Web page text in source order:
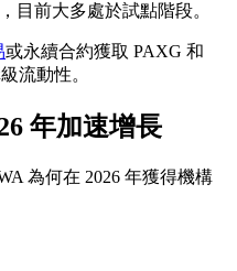
目前大多處於試點階段。
或永續合約獲取 PAXG 和
流動性。
年加速增長
為何在 2026 年獲得機構